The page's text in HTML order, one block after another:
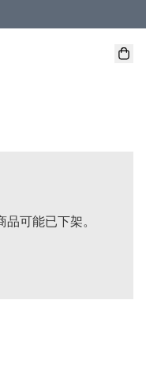
送貨、本地取貨 )
可能已下架。